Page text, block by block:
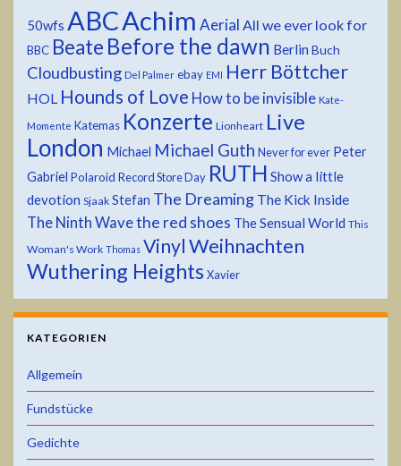
50wfs ABCAchim Aerial All we ever look for
BBC Beate Before the dawn Berlin Buch
Cloudbusting Del Palmer ebay EMI Herr Böttcher
HOL Hounds of Love How to be invisible Kate-
Momente Katemas Konzerte Lionheart Live
London Michael Michael Guth Never for ever Peter
Gabriel Polaroid Record Store Day RUTH Show a little
devotion Sjaak Stefan The Dreaming The Kick Inside
The Ninth Wavethe red shoes The Sensual World This
Woman's Work Thomas VinylWeihnachten
Wuthering Heights Xavier
KATEGORIEN
Allgemein
Fundstücke
Gedichte